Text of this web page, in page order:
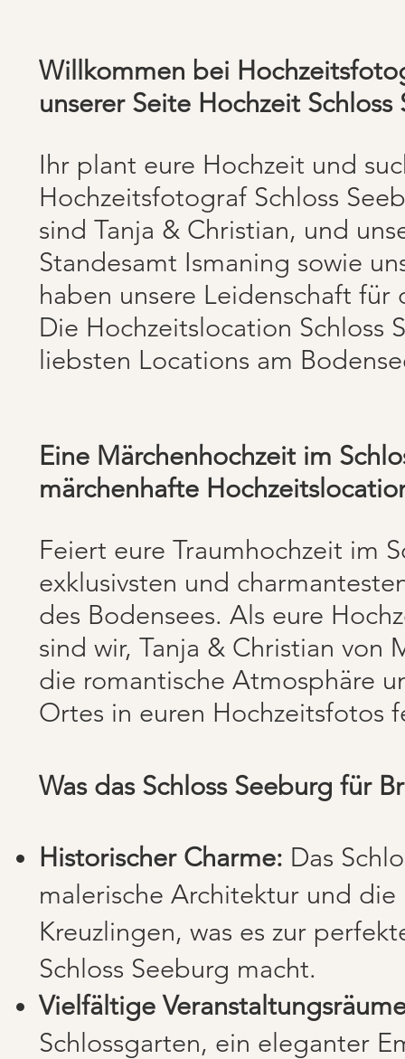
Willkommen bei
unserer Seite Hochzeit Schloss
Ihr plant eure Hochzeit und
Hochzeitsfotograf Schloss
sind Tanja & Christian, und
Standesamt Ismaning sowie
haben unsere Leidenschaft
Die Hochzeitslocation Schloss
liebsten Locations am
Eine Märchenhochzeit im
märchenhafte
Feiert eure Traumhochzeit im
exklusivsten und
des Bodensees. Als eure
sind wir, Tanja & Christian von
die romantische Atmosphäre
Ortes in euren Hochzeitsfotos
Was das Schloss Seeburg für
Historischer Charme: Das
malerische Architektur und
Kreuzlingen, was es zur
Schloss Seeburg macht.
Vielfältige
Schlossgarten, ein eleganter